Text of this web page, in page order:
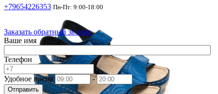
+79654226353 Пн-Пт: 9:00-18:00
Заказать обратный звонок
Ваше имя
Телефон
Удобное время -
Отправить